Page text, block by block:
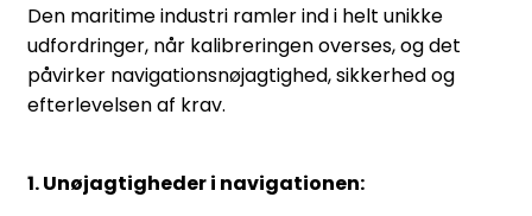
Den maritime industri ramler ind i helt unikke
udfordringer, når kalibreringen overses, og det
påvirker navigationsnøjagtighed, sikkerhed og
efterlevelsen af krav.
1. Unøjagtigheder i navigationen: